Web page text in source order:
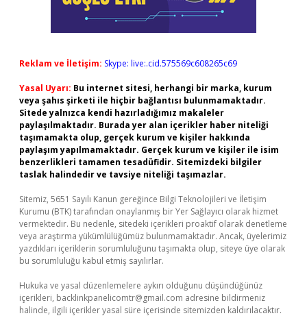
Reklam ve İletişim: Skype: live:.cid.575569c608265c69
Yasal Uyarı: Bu internet sitesi, herhangi bir marka, kurum
veya şahıs şirketi ile hiçbir bağlantısı bulunmamaktadır.
Sitede yalnızca kendi hazırladığımız makaleler
paylaşılmaktadır. Burada yer alan içerikler haber niteliği
taşımamakta olup, gerçek kurum ve kişiler hakkında
paylaşım yapılmamaktadır. Gerçek kurum ve kişiler ile isim
benzerlikleri tamamen tesadüfidir. Sitemizdeki bilgiler
taslak halindedir ve tavsiye niteliği taşımazlar.
Sitemiz, 5651 Sayılı Kanun gereğince Bilgi Teknolojileri ve İletişim
Kurumu (BTK) tarafından onaylanmış bir Yer Sağlayıcı olarak hizmet
vermektedir. Bu nedenle, sitedeki içerikleri proaktif olarak denetleme
veya araştırma yükümlülüğümüz bulunmamaktadır. Ancak, üyelerimiz
yazdıkları içeriklerin sorumluluğunu taşımakta olup, siteye üye olarak
bu sorumluluğu kabul etmiş sayılırlar.
Hukuka ve yasal düzenlemelere aykırı olduğunu düşündüğünüz
içerikleri, backlinkpanelicomtr@gmail.com adresine bildirmeniz
halinde, ilgili içerikler yasal süre içerisinde sitemizden kaldırılacaktır.